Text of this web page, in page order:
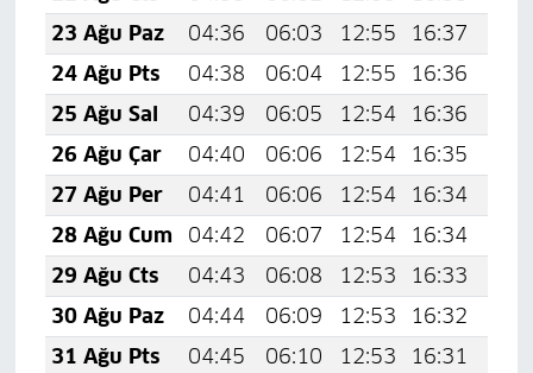
23 Ağu Paz
04:36 06:03 12:55 16:37
24 Ağu Pts
04:38 06:04 12:55 16:36
25 Ağu Sal
04:39 06:05 12:54 16:36
26 Ağu Çar
04:40 06:06 12:54 16:35
27 Ağu Per
04:41 06:06 12:54 16:34
28 Ağu Cum
04:42 06:07 12:54 16:34
29 Ağu Cts
04:43 06:08 12:53 16:33
30 Ağu Paz
04:44 06:09 12:53 16:32
31 Ağu Pts
04:45 06:10 12:53 16:31